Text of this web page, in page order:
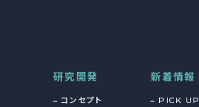
研究開発
コンセプト
新着情報
PICK UP